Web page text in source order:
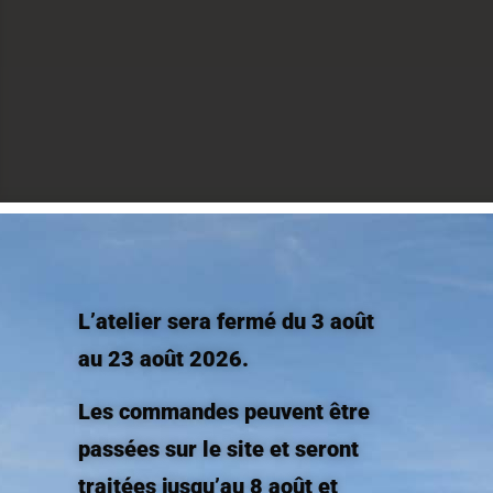
Rejoignez l’univers O fil du cuir
la vie de l’atelier, découvrir les nouvelles pièces en cuir coloré et les
soient traitées pour l'envoi de newsletters par Ofilducuir ainsi
L’atelier sera fermé du 3 août
au 23 août 2026.
Les commandes peuvent être
passées sur le site et seront
traitées jusqu’au 8 août et